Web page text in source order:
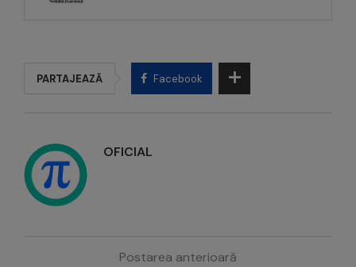
PARTAJEAZĂ Facebook
OFICIAL
Postarea anterioară